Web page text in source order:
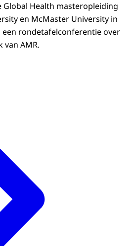
Global Health masteropleiding
en McMaster University in
een rondetafelconferentie over
van AMR.